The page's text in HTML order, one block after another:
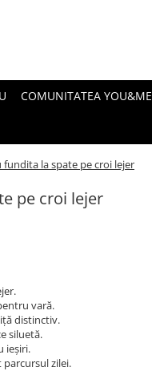
COMUNITATEA YOU&ME
fundita la spate pe croi lejer
pe croi lejer
vară.
distinctiv.
siluetă.
ieșiri.
zilei.